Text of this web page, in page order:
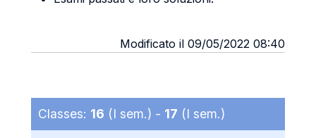
Modificato il 09/05/2022 08:40
Classes: 16 (I sem.) - 17 (I sem.)